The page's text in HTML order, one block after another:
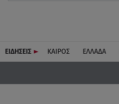
ΕΙΔΗΣΕΙΣ ΚΑΙΡΟΣ ΕΛΛΑΔΑ